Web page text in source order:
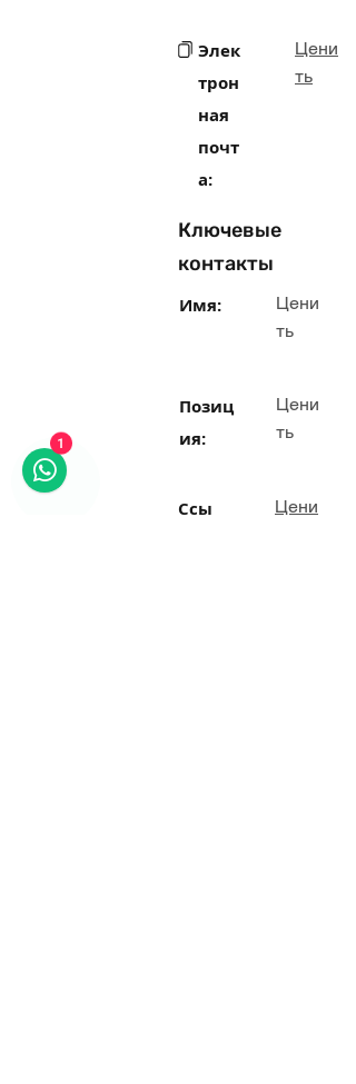
Элек
трон
ная
почт
а:
Цени
ть
Ключевые
контакты
Имя:
Цени
ть
Позиц
ия:
Цени
ть
Ссы
Цени
1